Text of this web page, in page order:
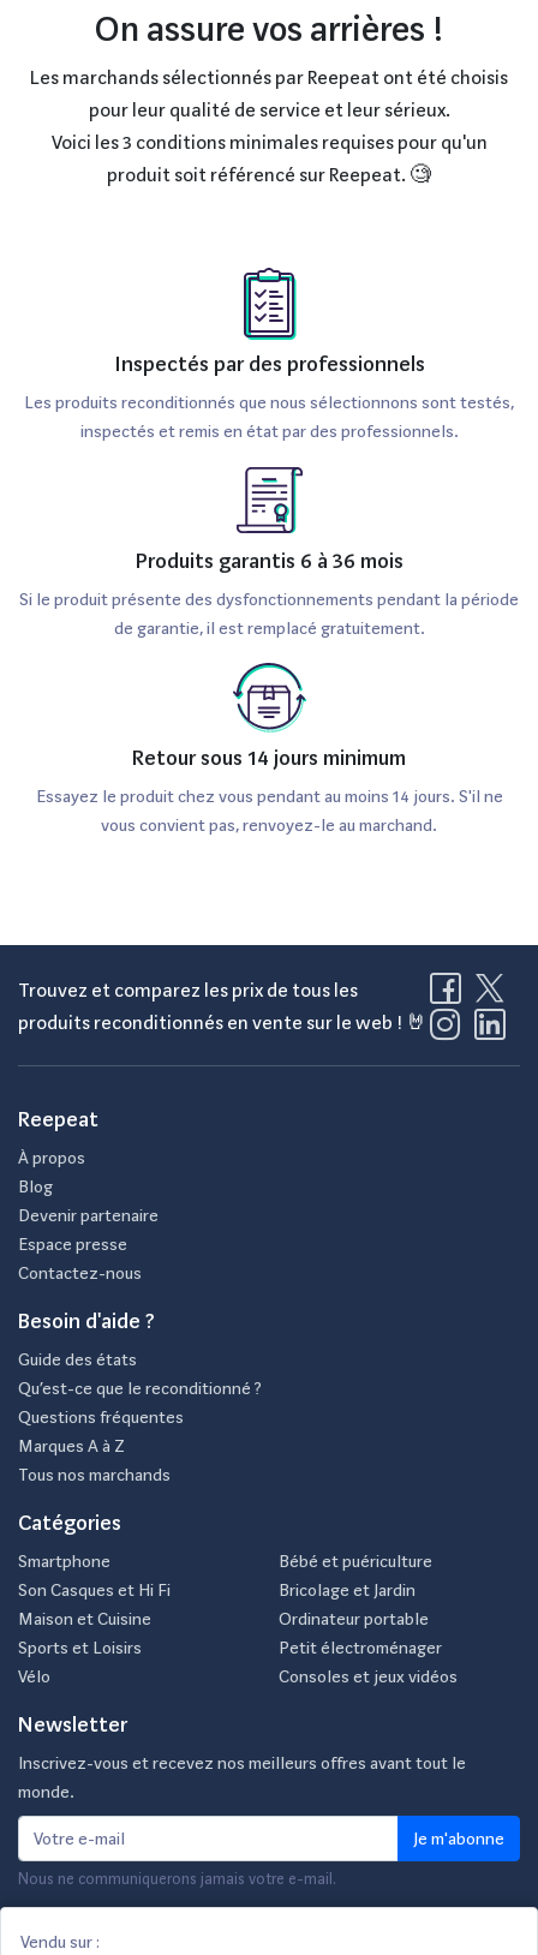
Vendu sur :
On assure vos arrières !
Les marchands sélectionnés par Reepeat ont été choisis
pour leur qualité de service et leur sérieux.
Voici les 3 conditions minimales requises pour qu'un
produit soit référencé sur Reepeat. 🧐
Inspectés par des professionnels
Les produits reconditionnés que nous sélectionnons sont testés,
inspectés et remis en état par des professionnels.
Produits garantis 6 à 36 mois
Si le produit présente des dysfonctionnements pendant la période
de garantie, il est remplacé gratuitement.
Retour sous 14 jours minimum
Essayez le produit chez vous pendant au moins 14 jours. S'il ne
vous convient pas, renvoyez-le au marchand.
Trouvez et comparez les prix de tous les
produits reconditionnés en vente sur le web ! 🤘
Reepeat
À propos
Blog
Devenir partenaire
Espace presse
Contactez-nous
Besoin d'aide ?
Guide des états
Qu’est-ce que le reconditionné ?
Questions fréquentes
Marques A à Z
Tous nos marchands
Catégories
Smartphone
Son Casques et Hi Fi
Maison et Cuisine
Sports et Loisirs
Vélo
Bébé et puériculture
Bricolage et Jardin
Ordinateur portable
Petit électroménager
Consoles et jeux vidéos
Newsletter
Inscrivez-vous et recevez nos meilleurs offres avant tout le
monde.
Je m'abonne
Nous ne communiquerons jamais votre e-mail.